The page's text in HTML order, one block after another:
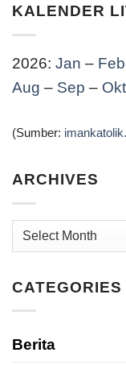
KALENDER
2026: Jan – Feb
Aug – Sep – Okt
(Sumber:
ARCHIVES
Archives
CATEGORIES
Berita